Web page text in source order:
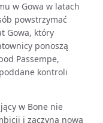
w Gowa w latach
powstrzymać
Gowa, który
ponoszą
Passempe,
kontroli
w Bone nie
i zaczyna nową